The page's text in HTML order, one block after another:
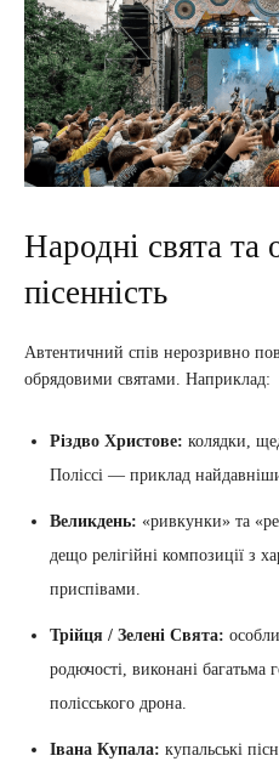
Народні свята та
пісенність
Автентичний спів нерозривно
обрядовими святами. Наприклад:
Різдво Христове: колядки,
Поліссі — приклад
Великдень: «ривкунки» та
дещо релігійні композиції з
приспівами.
Трійця / Зелені Свята:
родючості, виконані багатьма
полісського дрона.
Івана Купала: купальські